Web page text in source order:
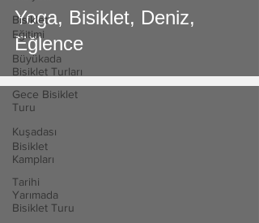
Bisiklet
Eğitimi
Büyükada
Bisiklet Turları
Gece Bisiklet
Turu
Kuşadası
Bisiklet
Kampları
Tarihi
Yarımada
Bisiklet Turu
Yoga, Bisiklet, Deniz,
Eğlence